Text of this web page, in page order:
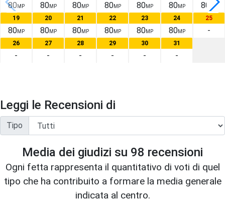
80 MP 80MP 80MP 80MP 80MP 80MP 80 MP
19
80MP
20
80MP
21
80MP
22
80MP
23
80MP
24
80MP
25
-
26
-
27
-
28
-
29
-
30
-
31
-
Leggi le Recensioni di
Tipo
Media dei giudizi su 98 recensioni
Ogni fetta rappresenta il quantitativo di voti di quel
tipo che ha contribuito a formare la media generale
indicata al centro.